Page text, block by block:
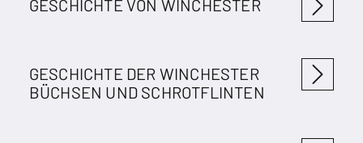
GESCHICHTE VON WINCHESTER
GESCHICHTE DER WINCHESTER
BÜCHSEN UND SCHROTFLINTEN